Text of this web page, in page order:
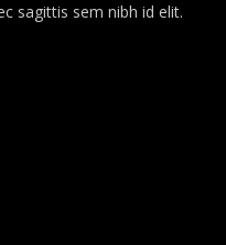
sagittis sem nibh id elit.